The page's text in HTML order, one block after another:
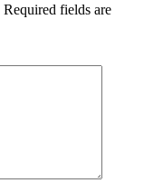
Required fields are